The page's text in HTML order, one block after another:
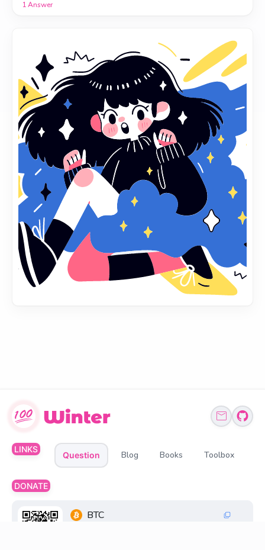
1Answer
LINKS
Question Blog Books Toolbox
DONATE
BTC